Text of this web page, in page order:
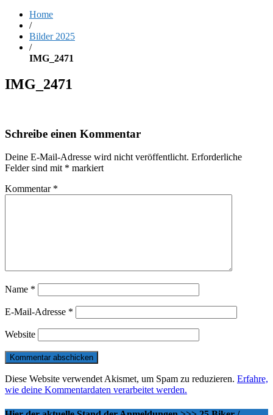
Home
/
Bilder 2025
/
IMG_2471
IMG_2471
Schreibe einen Kommentar
Deine E-Mail-Adresse wird nicht veröffentlicht. Erforderliche
Felder sind mit * markiert
Kommentar *
Name *
E-Mail-Adresse *
Website
Diese Website verwendet Akismet, um Spam zu reduzieren. Erfahre,
wie deine Kommentardaten verarbeitet werden.